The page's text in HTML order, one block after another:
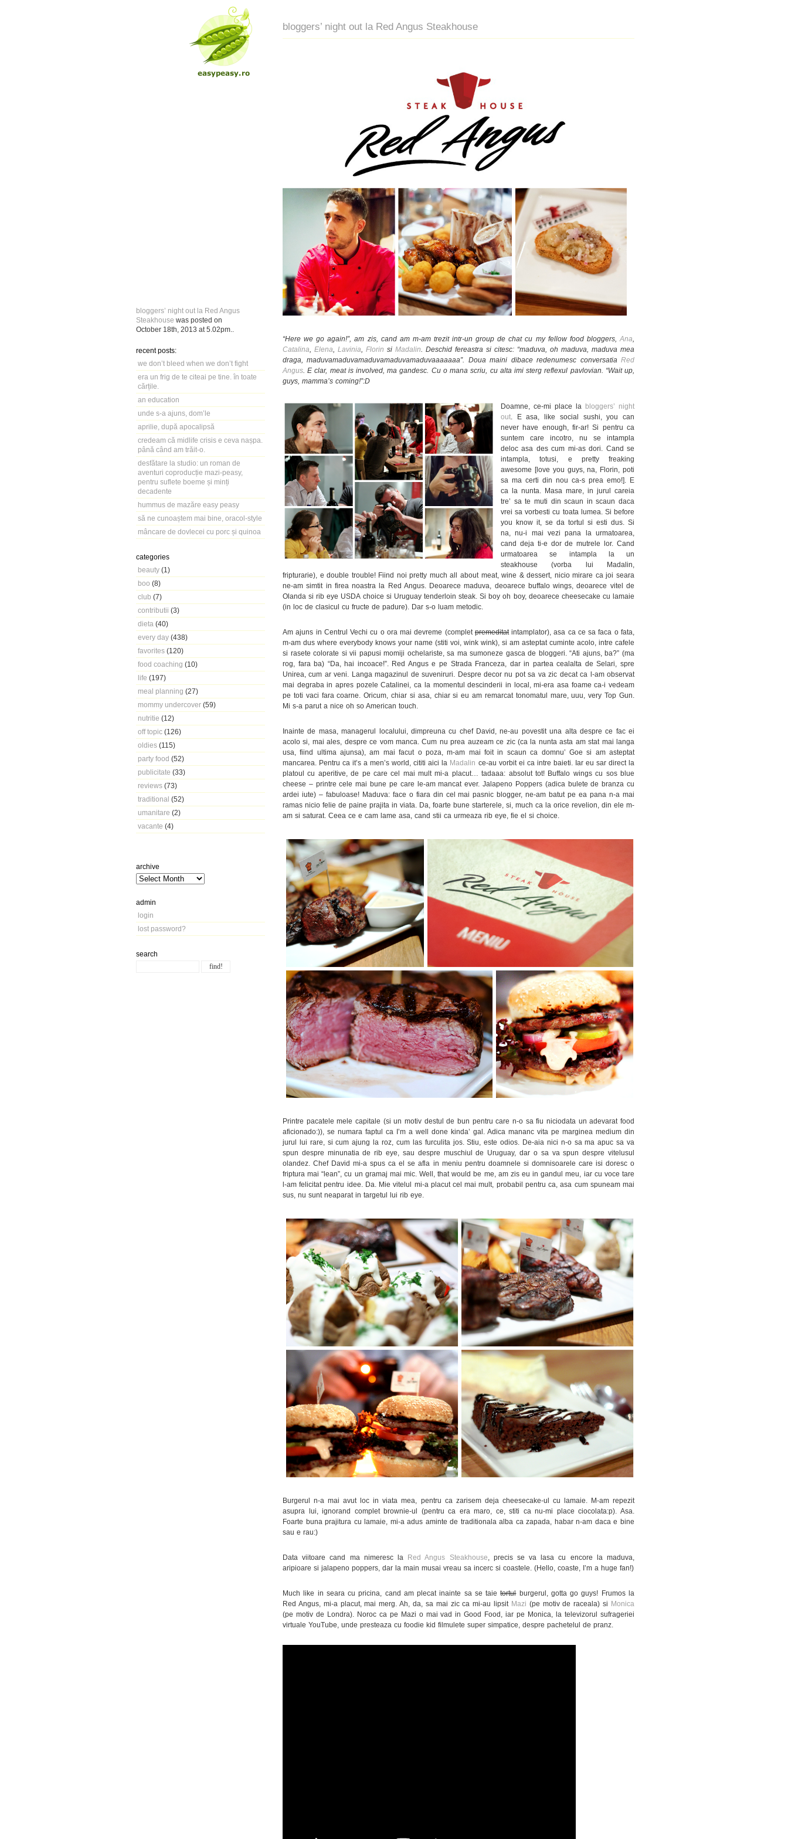
bloggers’ night out la Red Angus
Steakhouse was posted on
October 18th, 2013 at 5.02pm
recent posts:
we don’t bleed when we don’t fight
era un frig de te citeai pe tine. în toate
cărțile.
an education
unde s-a ajuns, dom’le
aprilie, după apocalipsă
credeam că midlife crisis e ceva nașpa.
până când am trăit-o.
desfătare la studio: un roman de
aventuri coproducție mazi-peasy,
pentru suflete boeme și minți
decadente
hummus de mazăre easy peasy
să ne cunoaștem mai bine, oracol-style
mâncare de dovlecei cu porc și quinoa
categories
beauty (1)
boo (8)
club (7)
contributii (3)
dieta (40)
every day (438)
favorites (120)
food coaching (10)
life (197)
meal planning (27)
mommy undercover (59)
nutritie (12)
off topic (126)
oldies (115)
party food (52)
publicitate (33)
reviews (73)
traditional (52)
umanitare (2)
vacante (4)
archive
admin
login
lost password?
search
bloggers’ night out la Red Angus Steakhouse
“Here we go again!”, am zis, cand am m-am trezit intr-un group de chat cu my fellow food bloggers, Ana
Catalina
Elena Lavinia Florin si Madalin . Deschid fereastra si citesc: “maduva, oh maduva, maduva mea
draga, maduvamaduvamaduvamaduvamaduvaaaaaaa”. Doua maini dibace redenumesc conversatia Red
Angus . E clar, meat is involved, ma gandesc. Cu o mana scriu, cu alta imi sterg reflexul pavlovian. “Wait up,
guys, mamma’s coming!”:D
Doamne, ce-mi place la bloggers’ night
out . E asa, like social sushi, you can
never have enough, fir-ar! Si pentru ca
suntem care incotro, nu se intampla
deloc asa des cum mi-as dori. Cand se
intampla, totusi, e pretty freaking
awesome [love you guys, na, Florin, poti
sa ma certi din nou ca-s prea emo!]. E
ca la nunta. Masa mare, in jurul careia
tre’ sa te muti din scaun in scaun daca
vrei sa vorbesti cu toata lumea. Si before
you know it, se da tortul si esti dus. Si
na, nu-i mai vezi pana la urmatoarea,
cand deja ti-e dor de mutrele lor. Cand
urmatoarea se intampla la un
steakhouse (vorba lui Madalin,
fripturarie), e double trouble! Fiind noi pretty much all about meat, wine & dessert, nicio mirare ca joi seara
ne-am simtit in firea noastra la Red Angus. Deoarece maduva, deoarece buffalo wings, deoarece vitel de
Olanda si rib eye USDA choice si Uruguay tenderloin steak. Si boy oh boy, deoarece cheesecake cu lamaie
(in loc de clasicul cu fructe de padure). Dar s-o luam metodic.
Am ajuns in Centrul Vechi cu o ora mai devreme (complet premeditatintamplator), asa ca ce sa faca o fata,
m-am dus where everybody knows your name (stiti voi, wink wink), si am asteptat cuminte acolo, intre cafele
si rasete colorate si vii papusi momiji ochelariste, sa ma sumoneze gasca de bloggeri. “Ati ajuns, ba?” (ma
rog, fara ba) “Da, hai incoace!”. Red Angus e pe Strada Franceza, dar in partea cealalta de Selari, spre
Unirea, cum ar veni. Langa magazinul de suveniruri. Despre decor nu pot sa va zic decat ca l-am observat
mai degraba in apres pozele Catalinei, ca la momentul descinderii in local, mi-era asa foame ca-i vedeam
pe toti vaci fara coarne. Oricum, chiar si asa, chiar si eu am remarcat tonomatul mare, uuu, very Top Gun.
Mi s-a parut a nice oh so American touch.
Inainte de masa, managerul localului, dimpreuna cu chef David, ne-au povestit una alta despre ce fac ei
acolo si, mai ales, despre ce vom manca. Cum nu prea auzeam ce zic (ca la nunta asta am stat mai langa
usa, fiind ultima ajunsa), am mai facut o poza, m-am mai foit in scaun ca domnu’ Goe si am asteptat
mancarea. Pentru ca it’s a men’s world, cititi aici la Madalin ce-au vorbit ei ca intre baieti. Iar eu sar direct la
platoul cu aperitive, de pe care cel mai mult mi-a placut… tadaaa: absolut tot! Buffalo wings cu sos blue
cheese – printre cele mai bune pe care le-am mancat ever. Jalapeno Poppers (adica bulete de branza cu
ardei iute) – fabuloase! Maduva: face o fiara din cel mai pasnic blogger, ne-am batut pe ea pana n-a mai
ramas nicio felie de paine prajita in viata. Da, foarte bune starterele, si, much ca la orice revelion, din ele m-
am si saturat. Ceea ce e cam lame asa, cand stii ca urmeaza rib eye, fie el si choice.
Printre pacatele mele capitale (si un motiv destul de bun pentru care n-o sa fiu niciodata un adevarat food
aficionado:)), se numara faptul ca I’m a well done kinda’ gal. Adica mananc vita pe marginea medium din
jurul lui rare, si cum ajung la roz, cum las furculita jos. Stiu, este odios. De-aia nici n-o sa ma apuc sa va
spun despre minunatia de rib eye, sau despre muschiul de Uruguay, dar o sa va spun despre vitelusul
olandez. Chef David mi-a spus ca el se afla in meniu pentru doamnele si domnisoarele care isi doresc o
friptura mai “lean”, cu un gramaj mai mic. Well, that would be me, am zis eu in gandul meu, iar cu voce tare
l-am felicitat pentru idee. Da. Mie vitelul mi-a placut cel mai mult, probabil pentru ca, asa cum spuneam mai
sus, nu sunt neaparat in targetul lui rib eye.
Burgerul n-a mai avut loc in viata mea, pentru ca zarisem deja cheesecake-ul cu lamaie. M-am repezit
asupra lui, ignorand complet brownie-ul (pentru ca era maro, ce, stiti ca nu-mi place ciocolata:p). Asa.
Foarte buna prajitura cu lamaie, mi-a adus aminte de traditionala alba ca zapada, habar n-am daca e bine
sau e rau:)
Data viitoare cand ma nimeresc la Red Angus Steakhouse , precis se va lasa cu encore la maduva,
aripioare si jalapeno poppers, dar la main musai vreau sa incerc si coastele. (Hello, coaste, I’m a huge fan!)
Much like in seara cu pricina, cand am plecat inainte sa se taietortulburgerul, gotta go guys! Frumos la
Red Angus, mi-a placut, mai merg. Ah, da, sa mai zic ca mi-au lipsit Mazi (pe motiv de raceala) si Monica
(pe motiv de Londra). Noroc ca pe Mazi o mai vad in Good Food, iar pe Monica, la televizorul sufrageriei
virtuale YouTube, unde presteaza cu foodie kid filmulete super simpatice, despre pachetelul de pranz.